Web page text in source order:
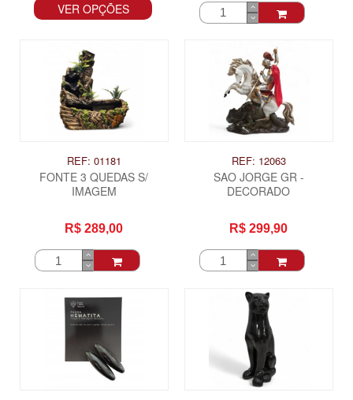
VER OPÇÕES
REF: 01181
FONTE 3 QUEDAS S/
IMAGEM
R$ 289,00
REF: 12063
SAO JORGE GR -
DECORADO
R$ 299,90